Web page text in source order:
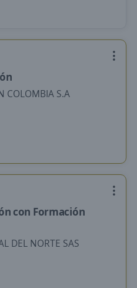
COLOMBIA S.A
con Formación
DEL NORTE SAS